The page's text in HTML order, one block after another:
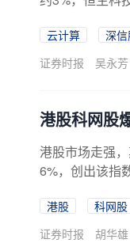
深北三市合计
6%，盛新锂能
云计算
深信
证券时报
吴永芳
港股科网股
港股市场走强
6%，创出该指
港股
科网股
证券时报
胡华雄